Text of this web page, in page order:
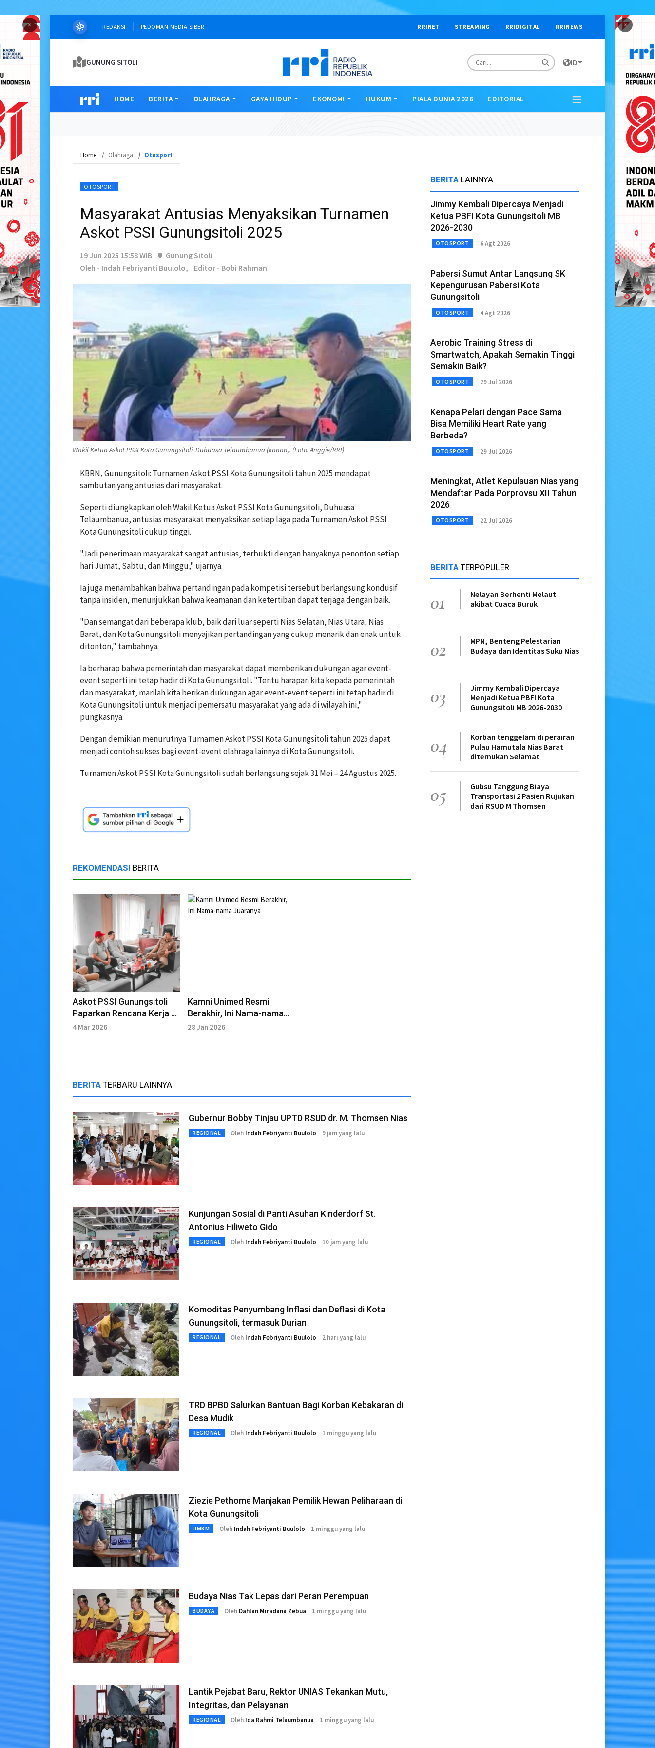
× ×
REDAKSI PEDOMAN MEDIA SIBER RRINET STREAMING RRIDIGITAL RRINEWS
GUNUNG SITOLI ID
HOME BERITA OLAHRAGA GAYA HIDUP EKONOMI HUKUM PIALA DUNIA 2026 EDITORIAL
Home Olahraga Otosport
OTOSPORT
Masyarakat Antusias Menyaksikan Turnamen
Askot PSSI Gunungsitoli 2025
19 Jun 2025 15:58 WIB
Gunung Sitoli
Oleh - Indah Febriyanti Buulolo,
Editor - Bobi Rahman
Wakil Ketua Askot PSSI Kota Gunungsitoli, Duhuasa Telaumbanua (kanan). (Foto: Anggie/RRI)
KBRN, Gunungsitoli: Turnamen Askot PSSI Kota Gunungsitoli tahun 2025 mendapat
sambutan yang antusias dari masyarakat.
Seperti diungkapkan oleh Wakil Ketua Askot PSSI Kota Gunungsitoli, Duhuasa
Telaumbanua, antusias masyarakat menyaksikan setiap laga pada Turnamen Askot PSSI
Kota Gunungsitoli cukup tinggi.
"Jadi penerimaan masyarakat sangat antusias, terbukti dengan banyaknya penonton setiap
hari Jumat, Sabtu, dan Minggu," ujarnya.
Ia juga menambahkan bahwa pertandingan pada kompetisi tersebut berlangsung kondusif
tanpa insiden, menunjukkan bahwa keamanan dan ketertiban dapat terjaga dengan baik.
"Dan semangat dari beberapa klub, baik dari luar seperti Nias Selatan, Nias Utara, Nias
Barat, dan Kota Gunungsitoli menyajikan pertandingan yang cukup menarik dan enak untuk
ditonton," tambahnya.
Ia berharap bahwa pemerintah dan masyarakat dapat memberikan dukungan agar event-
event seperti ini tetap hadir di Kota Gunungsitoli. "Tentu harapan kita kepada pemerintah
dan masyarakat, marilah kita berikan dukungan agar event-event seperti ini tetap hadir di
Kota Gunungsitoli untuk menjadi pemersatu masyarakat yang ada di wilayah ini,"
pungkasnya.
Dengan demikian menurutnya Turnamen Askot PSSI Kota Gunungsitoli tahun 2025 dapat
menjadi contoh sukses bagi event-event olahraga lainnya di Kota Gunungsitoli.
Turnamen Askot PSSI Kota Gunungsitoli sudah berlangsung sejak 31 Mei – 24 Agustus 2025.
REKOMENDASI BERITA
Askot PSSI Gunungsitoli
Paparkan Rencana Kerja di
Dinas Parekrafbudpora
4 Mar 2026
Kamni Unimed Resmi
Berakhir, Ini Nama-nama
Juaranya
28 Jan 2026
BERITA TERBARU LAINNYA
Gubernur Bobby Tinjau UPTD RSUD dr. M. Thomsen Nias
REGIONAL Oleh Indah Febriyanti Buulolo 9 jam yang lalu
Kunjungan Sosial di Panti Asuhan Kinderdorf St.
Antonius Hiliweto Gido
REGIONAL Oleh Indah Febriyanti Buulolo 10 jam yang lalu
Komoditas Penyumbang Inflasi dan Deflasi di Kota
Gunungsitoli, termasuk Durian
REGIONAL Oleh Indah Febriyanti Buulolo 2 hari yang lalu
TRD BPBD Salurkan Bantuan Bagi Korban Kebakaran di
Desa Mudik
REGIONAL Oleh Indah Febriyanti Buulolo 1 minggu yang lalu
Ziezie Pethome Manjakan Pemilik Hewan Peliharaan di
Kota Gunungsitoli
UMKM Oleh Indah Febriyanti Buulolo 1 minggu yang lalu
Budaya Nias Tak Lepas dari Peran Perempuan
BUDAYA Oleh Dahlan Miradana Zebua 1 minggu yang lalu
Lantik Pejabat Baru, Rektor UNIAS Tekankan Mutu,
Integritas, dan Pelayanan
REGIONAL Oleh Ida Rahmi Telaumbanua 1 minggu yang lalu
BERITA LAINNYA
Jimmy Kembali Dipercaya Menjadi
Ketua PBFI Kota Gunungsitoli MB
2026-2030
OTOSPORT 6 Agt 2026
Pabersi Sumut Antar Langsung SK
Kepengurusan Pabersi Kota
Gunungsitoli
OTOSPORT 4 Agt 2026
Aerobic Training Stress di
Smartwatch, Apakah Semakin Tinggi
Semakin Baik?
OTOSPORT 29 Jul 2026
Kenapa Pelari dengan Pace Sama
Bisa Memiliki Heart Rate yang
Berbeda?
OTOSPORT 29 Jul 2026
Meningkat, Atlet Kepulauan Nias yang
Mendaftar Pada Porprovsu XII Tahun
2026
OTOSPORT 22 Jul 2026
BERITA TERPOPULER
01
Nelayan Berhenti Melaut
akibat Cuaca Buruk
02
MPN, Benteng Pelestarian
Budaya dan Identitas Suku Nias
03
Jimmy Kembali Dipercaya
Menjadi Ketua PBFI Kota
Gunungsitoli MB 2026-2030
04
Korban tenggelam di perairan
Pulau Hamutala Nias Barat
ditemukan Selamat
05
Gubsu Tanggung Biaya
Transportasi 2 Pasien Rujukan
dari RSUD M Thomsen